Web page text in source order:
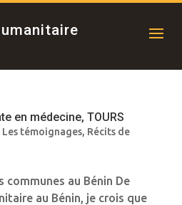
en médecine, TOURS
Les témoignages, Récits de
communes au Bénin De
au Bénin, je crois que